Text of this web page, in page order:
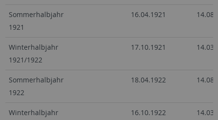
Sommerhalbjahr
1921
16.04.1921
Winterhalbjahr
1921/1922
17.10.1921
Sommerhalbjahr
1922
18.04.1922
Winterhalbjahr
16.10.1922